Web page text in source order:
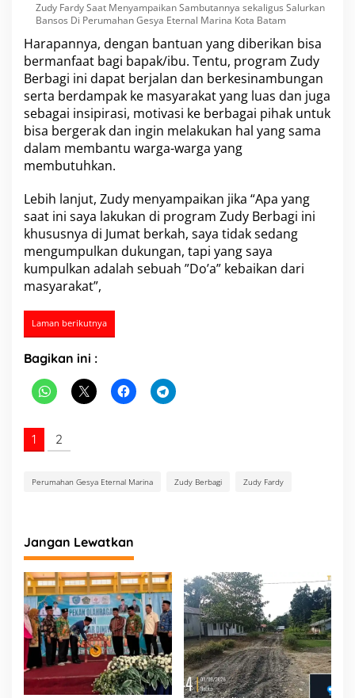
Zudy Fardy Saat Menyampaikan Sambutannya sekaligus Salurkan
Bansos Di Perumahan Gesya Eternal Marina Kota Batam
Harapannya, dengan bantuan yang diberikan bisa
bermanfaat bagi bapak/ibu. Tentu, program Zudy
Berbagi ini dapat berjalan dan berkesinambungan
serta berdampak ke masyarakat yang luas dan juga
sebagai insipirasi, motivasi ke berbagai pihak untuk
bisa bergerak dan ingin melakukan hal yang sama
dalam membantu warga-warga yang
membutuhkan.
Lebih lanjut, Zudy menyampaikan jika “Apa yang
saat ini saya lakukan di program Zudy Berbagi ini
khususnya di Jumat berkah, saya tidak sedang
mengumpulkan dukungan, tapi yang saya
kumpulkan adalah sebuah ”Do’a” kebaikan dari
masyarakat”,
Laman berikutnya
Bagikan ini :
1 2
Perumahan Gesya Eternal Marina Zudy Berbagi Zudy Fardy
Jangan Lewatkan